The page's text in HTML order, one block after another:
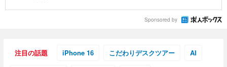
Sponsored by
注目の話題 iPhone 16 こだわりデスクツアー AI